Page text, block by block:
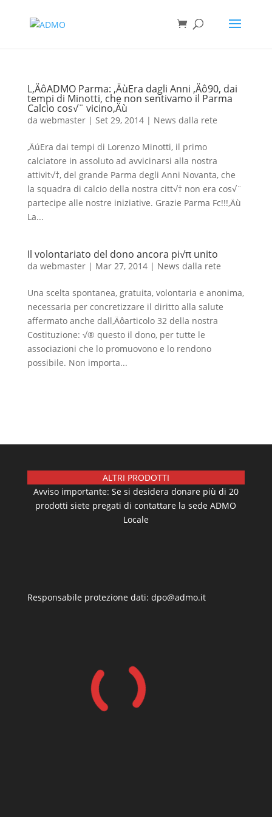
L‚ÄôADMO Parma: ‚ÄùEra dagli Anni ‚Äô90, dai
tempi di Minotti, che non sentivamo il Parma
Calcio cos√¨ vicino‚Äù
da webmaster| Set 29, 2014| News dalla rete
‚ÄúEra dai tempi di Lorenzo Minotti, il primo
calciatore in assoluto ad avvicinarsi alla nostra
attivit√†, del grande Parma degli Anni Novanta, che
la squadra di calcio della nostra citt√† non era cos√¨
partecipe alle nostre iniziative. Grazie Parma Fc!!!‚Äù
La...
Il volontariato del dono ancora pi√π unito
da webmaster| Mar 27, 2014| News dalla rete
Una scelta spontanea, gratuita, volontaria e anonima,
necessaria per concretizzare il diritto alla salute
affermato anche dall‚Äôarticolo 32 della nostra
Costituzione: √® questo il dono, per tutte le
associazioni che lo promuovono e lo rendono
possibile. Non importa...
ALTRI PRODOTTI
Avviso importante: Se si desidera donare più di 20
prodotti siete pregati di contattare la sede ADMO
Locale
Responsabile protezione dati: dpo@admo.it